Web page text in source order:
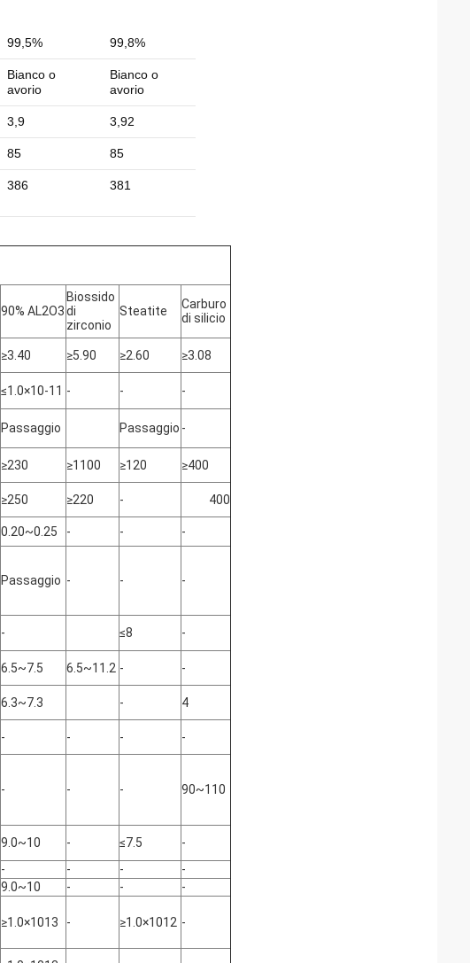
99,5% 99,8%
Bianco o
avorio
Bianco o
avorio
3,9 3,92
85 85
386 381
90% AL2O3
Biossido
di
zirconio
Steatite
Carburo
di silicio
≥3.40 ≥5.90 ≥2.60 ≥3.08
≤1.0×10-11 - - -
Passaggio Passaggio -
≥230 ≥1100 ≥120
≥400
≥250 ≥220 -
400
0.20~0.25 - - -
Passaggio - - -
- ≤8 -
6.5~7.5 6.5~11.2 - -
6.3~7.3 - 4
- - - -
- - -
90~110
9.0~10 - ≤7.5
-
- - -
-
9.0~10 - - -
≥1.0×1013 - ≥1.0×1012 -